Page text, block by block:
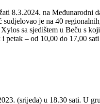
8.3.2024. na Međunarodni
je na 40
sa sjedištem u Beču s
– od 10,00 do 17,00
(srijeda) u 18.30 sati. U